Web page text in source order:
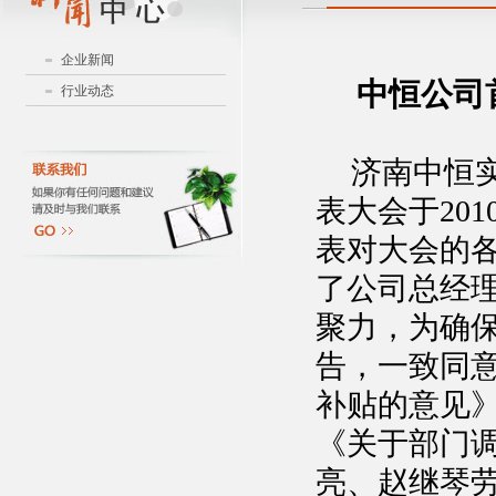
企业新闻
行业动态
中恒公司
济南中恒
表大会于
表对大会的
了公司总经
聚力，为确
告，一致同
补贴的意见
《关于部门
亮、赵继琴